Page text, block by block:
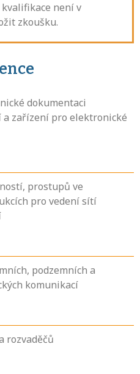
není v
zkoušku.
dokumentaci
zařízení pro elektronické
prostupů ve
pro vedení sítí
podzemních a
komunikací
rozvaděčů